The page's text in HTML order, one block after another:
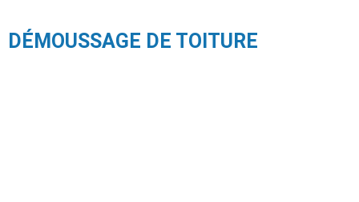
DÉMOUSSAGE DE TOITURE